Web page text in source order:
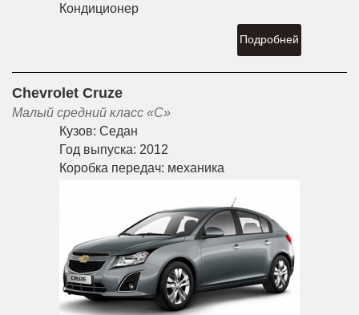
Кондиционер
Подробней
Chevrolet Cruze
Малый средний класс «С»
Кузов: Седан
Год выпуска: 2012
Коробка передач: механика